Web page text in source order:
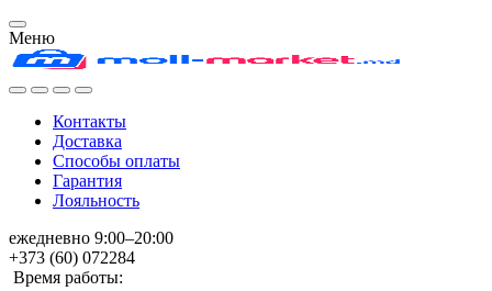
Меню
Контакты
Доставка
Способы оплаты
Гарантия
Лояльность
ежедневно 9:00–20:00
+373 (60) 072284
Время работы: